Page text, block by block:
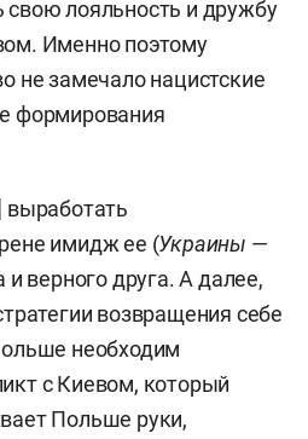
свою лояльность и дружбу
Именно поэтому
не замечало нацистские
формирования
имидж ее (Украины —
и верного друга. А далее,
возвращения себе
необходим
с Киевом, который
Польше руки,